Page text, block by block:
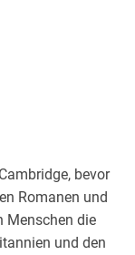
bevor
Romanen und
Menschen die
und den